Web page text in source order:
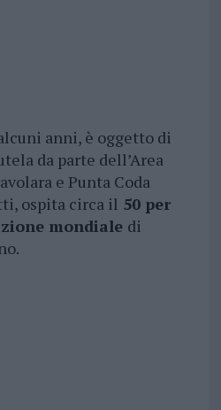
anni, è oggetto di
da parte dell’Area
e Punta Coda
ospita circa il 50 per
mondiale di